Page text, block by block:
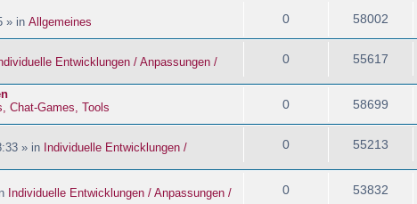
» in Allgemeines 0 58002
Entwicklungen / Anpassungen /
0 55617
Chat-Games, Tools 0 58699
» in Individuelle Entwicklungen /
0 55213
Individuelle Entwicklungen / Anpassungen /
0 53832